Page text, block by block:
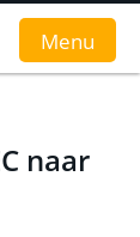
Menu
naar